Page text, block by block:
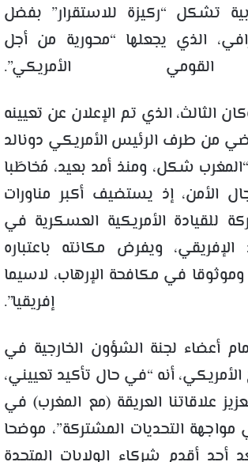
تشكل “ركيزة للاستقرار” بفضل
الذي يجعلها “محورية من أجل
الأمريكي”.
الثالث، الذي تم الإعلان عن تعيينه
من طرف الرئيس الأمريكي دونالد
شكل، ومنذ أمد بعيد، مُخاطَبا
الأمن، إذ يستضيف أكبر مناورات
للقيادة الأمريكية العسكرية في
الإفريقي، ويفرض مكانته باعتباره
في مكافحة الإرهاب، لاسيما
أعضاء لجنة الشؤون الخارجية في
أنه “في حال تأكيد تعييني،
علاقاتنا العريقة (مع المغرب) في
التحديات المشتركة”، موضحا
أحد أقدم شركاء الولايات المتحدة